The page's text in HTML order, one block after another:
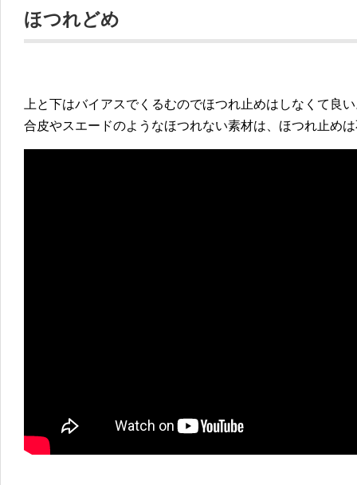
ほつれどめ
上と下はバイアスでくるむのでほつれ止めはしなくて良
合皮やスエードのようなほつれない素材は、ほつれ止め